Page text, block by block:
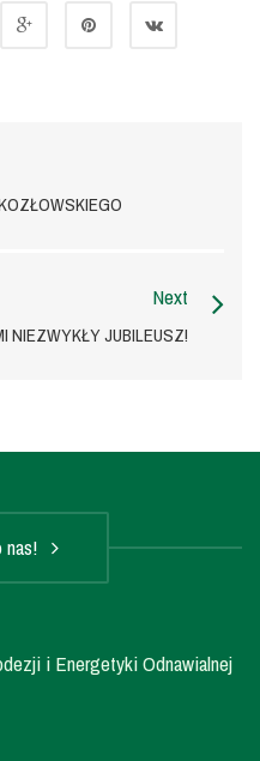
Next
NIEZWYKŁY JUBILEUSZ!
nas!
i Energetyki Odnawialnej